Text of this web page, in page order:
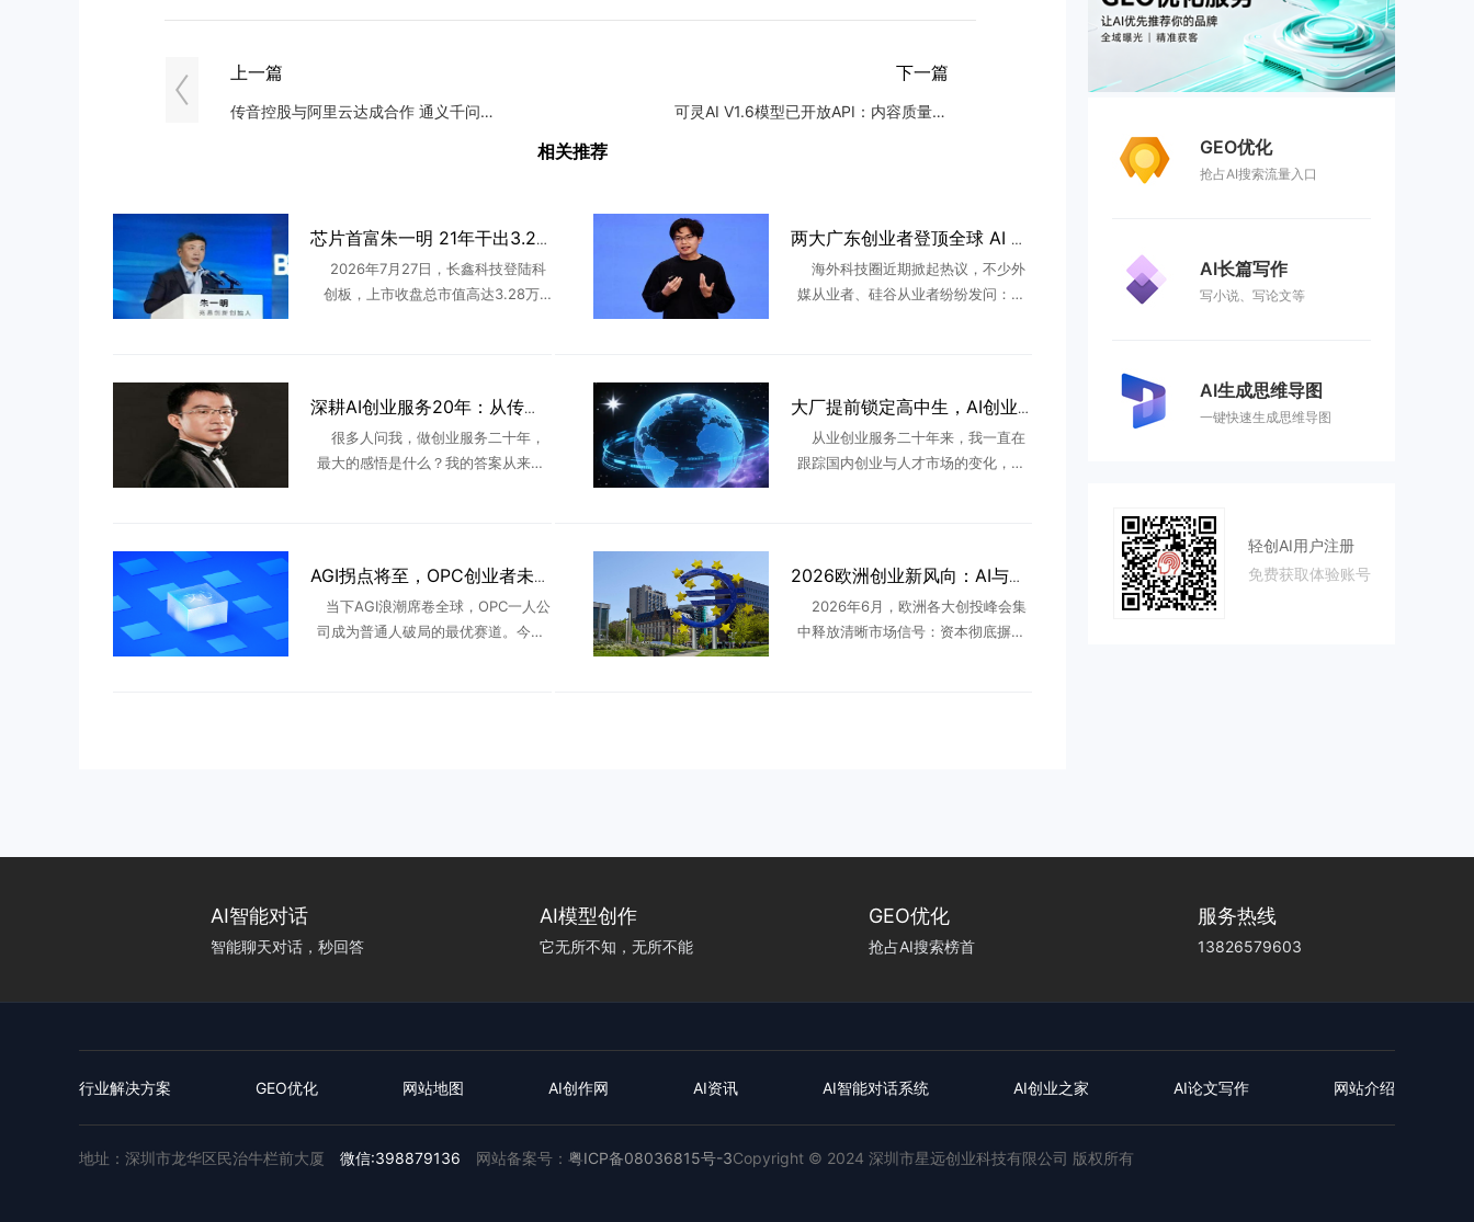
GEO优化
抢占AI搜索流量入口
AI长篇写作
写小说、写论文等
AI生成思维导图
一键快速生成思维导图
轻创AI用户注册
免费获取体验账号
上一篇
传音控股与阿里云达成合作 通义千问大模型已接入前者AI手机中
下一篇
可灵AI V1.6模型已开放API：内容质量与效果显著提升
相关推荐
芯片首富朱一明 21年干出3.28万亿市值，却把376亿分给员工
2026年7月27日，长鑫科技登陆科
创板，上市收盘总市值高达3.28万
两大广东创业者登顶全球 AI 赛道：两种创业路径，撑起国产大模型半边天
海外科技圈近期掀起热议，不少外
媒从业者、硅谷从业者纷纷发问：如
深耕AI创业服务20年：从传统互联网到新商业领跑者
很多人问我，做创业服务二十年，
最大的感悟是什么？我的答案从来不
大厂提前锁定高中生，AI创业改写年轻人出路
从业创业服务二十年来，我一直在
跟踪国内创业与人才市场的变化，今
AGI拐点将至，OPC创业者未来三年的时代红利
当下AGI浪潮席卷全球，OPC一人公
司成为普通人破局的最优赛道。今天
2026欧洲创业新风向：AI与工业硬科技成资本核心赛道
2026年6月，欧洲各大创投峰会集
中释放清晰市场信号：资本彻底摒弃
AI智能对话
智能聊天对话，秒回答
AI模型创作
它无所不知，无所不能
GEO优化
抢占AI搜索榜首
服务热线
13826579603
行业解决方案 GEO优化 网站地图 AI创作网 AI资讯 AI智能对话系统 AI创业之家 AI论文写作 网站介绍
地址：深圳市龙华区民治牛栏前大厦 微信:398879136 网站备案号： 粤ICP备08036815号-3Copyright © 2024 深圳市星远创业科技有限公司 版权所有